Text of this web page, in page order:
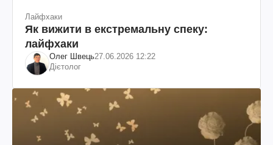
Лайфхаки
Як вижити в екстремальну спеку:
лайфхаки
Олег Швець27.06.2026 12:22
Дієтолог